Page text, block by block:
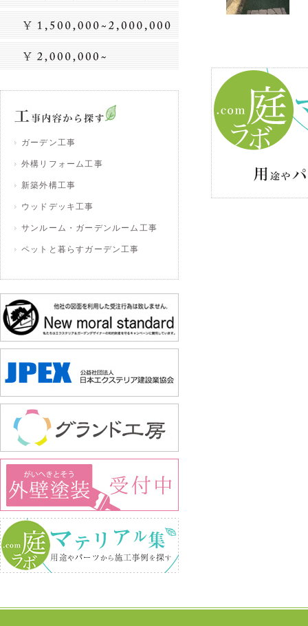
ガーデン工事
外構リフォーム工事
新築外構工事
ウッドデッキ工事
サンルーム・ガーデンルーム工事
ペットと暮らすガーデン工事